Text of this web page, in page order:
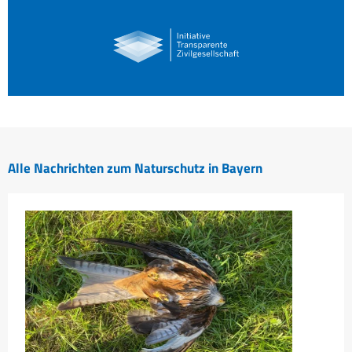
Alle Nachrichten zum Naturschutz in Bayern